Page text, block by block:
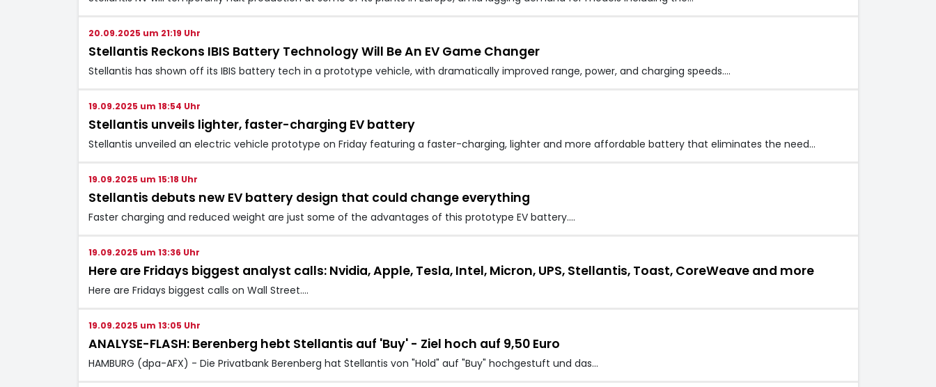
20.09.2025 um 21:19 Uhr
Stellantis Reckons IBIS Battery Technology Will Be An EV Game Changer
Stellantis has shown off its IBIS battery tech in a prototype vehicle, with dramatically improved range, power, and charging speeds.…
19.09.2025 um 18:54 Uhr
Stellantis unveils lighter, faster-charging EV battery
Stellantis unveiled an electric vehicle prototype on Friday featuring a faster-charging, lighter and more affordable battery that eliminates the need…
19.09.2025 um 15:18 Uhr
Stellantis debuts new EV battery design that could change everything
Faster charging and reduced weight are just some of the advantages of this prototype EV battery.…
19.09.2025 um 13:36 Uhr
Here are Fridays biggest analyst calls: Nvidia, Apple, Tesla, Intel, Micron, UPS, Stellantis, Toast, CoreWeave and more
Here are Fridays biggest calls on Wall Street.…
19.09.2025 um 13:05 Uhr
ANALYSE-FLASH: Berenberg hebt Stellantis auf 'Buy' - Ziel hoch auf 9,50 Euro
HAMBURG (dpa-AFX) - Die Privatbank Berenberg hat Stellantis von "Hold" auf "Buy" hochgestuft und das…